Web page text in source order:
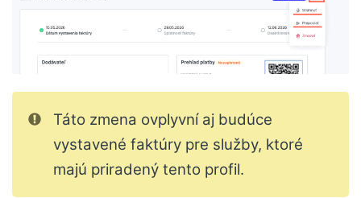
Táto zmena ovplyvní aj budúce
vystavené faktúry pre služby, ktoré
majú priradený tento profil.